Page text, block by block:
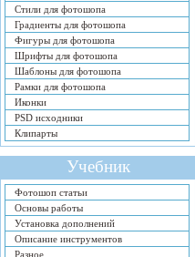
Стили для фотошопа
Градиенты для фотошопа
Фигуры для фотошопа
Шрифты для фотошопа
Шаблоны для фотошопа
Рамки для фотошопа
Иконки
PSD исходники
Клипарты
Учебник
Фотошоп статьи
Основы работы
Установка дополнений
Описание инструментов
Разное